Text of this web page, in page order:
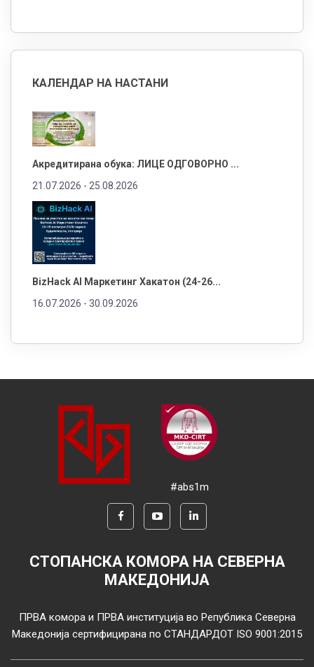
КАЛЕНДАР НА НАСТАНИ
Акредитирана обука: ЛИЦЕ ОДГОВОРНО ...
21.07.2026 - 25.08.2026
BizHack AI Маркетинг Хакатон (24-26...
16.07.2026 - 30.09.2026
#abs1m
СТОПАНСКА КОМОРА НА СЕВЕРНА
МАКЕДОНИЈА
ПРВА комора и ПРВА институција во Република Северна
Македонија сертифицирана по СТАНДАРДОТ ISO 9001:2015